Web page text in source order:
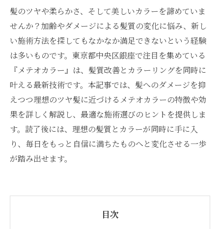
髪のツヤや柔らかさ、そして美しいカラーを諦めていま
せんか？加齢やダメージによる髪質の変化に悩み、新し
い施術方法を探してもなかなか満足できないという経験
は多いものです。東京都中央区銀座で注目を集めている
『メテオカラー』は、髪質改善とカラーリングを同時に
叶える最新技術です。本記事では、髪へのダメージを抑
えつつ理想のツヤ髪に近づけるメテオカラーの特徴や効
果を詳しく解説し、最適な施術選びのヒントを提供しま
す。読了後には、理想の髪質とカラーが同時に手に入
り、毎日をもっと自信に満ちたものへと変化させる一歩
が踏み出せます。
目次